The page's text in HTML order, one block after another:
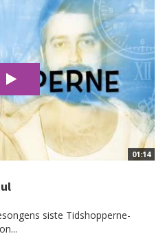
01:14
siste Tidshopperne-